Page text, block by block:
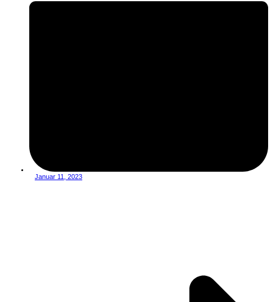
Januar 11, 2023